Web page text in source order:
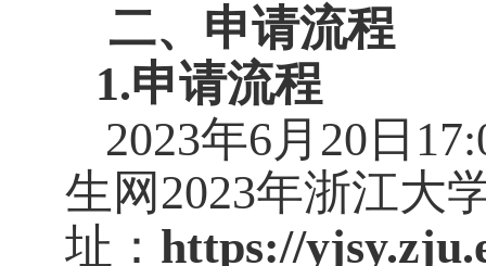
二、申请流程
1.申请流程
2023年6月 20 日
生网2023年浙江大
址： https://